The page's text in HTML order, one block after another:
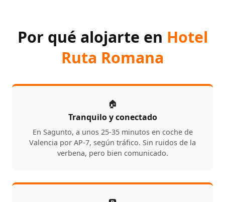
Por qué alojarte en Hotel
Ruta Romana
🏠
Tranquilo y conectado
En Sagunto, a unos 25-35 minutos en coche de
Valencia por AP-7, según tráfico. Sin ruidos de la
verbena, pero bien comunicado.